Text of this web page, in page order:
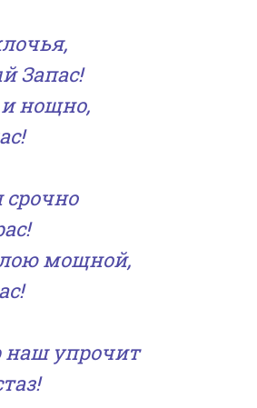
Запас!
нощно,
мощной,
наш упрочит